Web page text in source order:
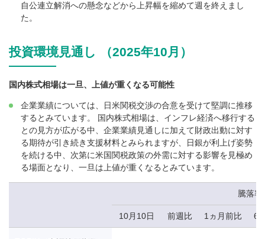
自公連立解消への懸念などから上昇幅を縮めて週を終えまし
た。
投資環境見通し （2025年10月）
国内株式相場は一旦、上値が重くなる可能性
企業業績については、日米関税交渉の合意を受けて堅調に推移
するとみています。 国内株式相場は、インフレ経済へ移行する
との見方が広がる中、企業業績見通しに加えて財政出動に対す
る期待が引き続き支援材料とみられますが、日銀が利上げ姿勢
を続ける中、次第に米国関税政策の外需に対する影響を見極め
る場面となり、一旦は上値が重くなるとみています。
騰落率
10月10日 前週比 1ヵ月前比 6